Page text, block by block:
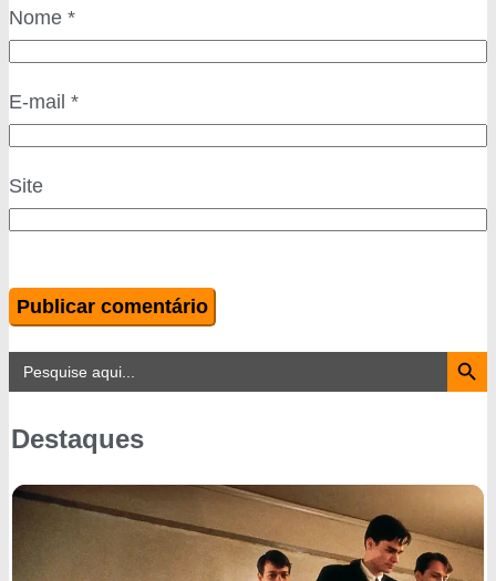
Nome *
E-mail *
Site
Search
for:
Search Button
Destaques